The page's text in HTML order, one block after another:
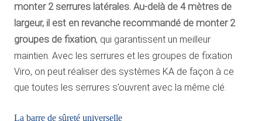
monter 2 serrures latérales. Au-delà de 4 mètres de
largeur, il est en revanche recommandé de monter 2
groupes de fixation, qui garantissent un meilleur
maintien. Avec les serrures et les groupes de fixation
Viro, on peut réaliser des systèmes KA de façon à ce
que toutes les serrures s’ouvrent avec la même clé.
La barre de sûreté universelle